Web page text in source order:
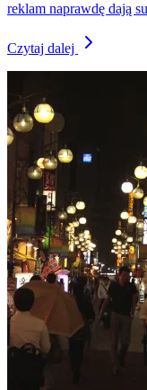
reklam naprawdę dają
Czytaj dalej